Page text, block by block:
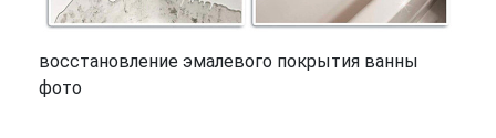
восстановление эмалевого покрытия ванны
фото